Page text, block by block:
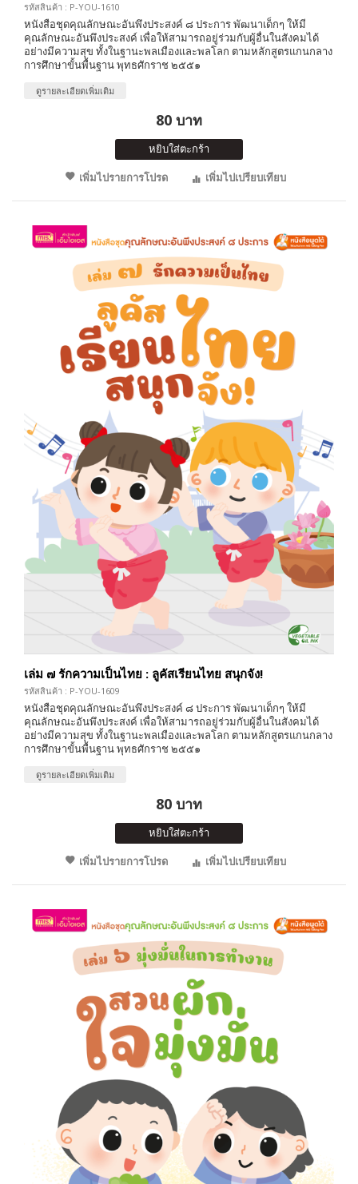
รหัสสินค้า : P-YOU-1610
หนังสือชุดคุณลักษณะอันพึงประสงค์ ๘ ประการ พัฒนาเด็กๆ ให้มี
คุณลักษณะอันพึงประสงค์ เพื่อให้สามารถอยู่ร่วมกับผู้อื่นในสังคมได้
อย่างมีความสุข ทั้งในฐานะพลเมืองและพลโลก ตามหลักสูตรแกนกลาง
การศึกษาขั้นพื้นฐาน พุทธศักราช ๒๕๕๑
ดูรายละเอียดเพิ่มเติม
80 บาท
หยิบใส่ตะกร้า
เพิ่มไปรายการโปรด
เพิ่มไปเปรียบเทียบ
เล่ม ๗ รักความเป็นไทย : ลูคัสเรียนไทย สนุกจัง!
รหัสสินค้า : P-YOU-1609
หนังสือชุดคุณลักษณะอันพึงประสงค์ ๘ ประการ พัฒนาเด็กๆ ให้มี
คุณลักษณะอันพึงประสงค์ เพื่อให้สามารถอยู่ร่วมกับผู้อื่นในสังคมได้
อย่างมีความสุข ทั้งในฐานะพลเมืองและพลโลก ตามหลักสูตรแกนกลาง
การศึกษาขั้นพื้นฐาน พุทธศักราช ๒๕๕๑
ดูรายละเอียดเพิ่มเติม
80 บาท
หยิบใส่ตะกร้า
เพิ่มไปรายการโปรด
เพิ่มไปเปรียบเทียบ